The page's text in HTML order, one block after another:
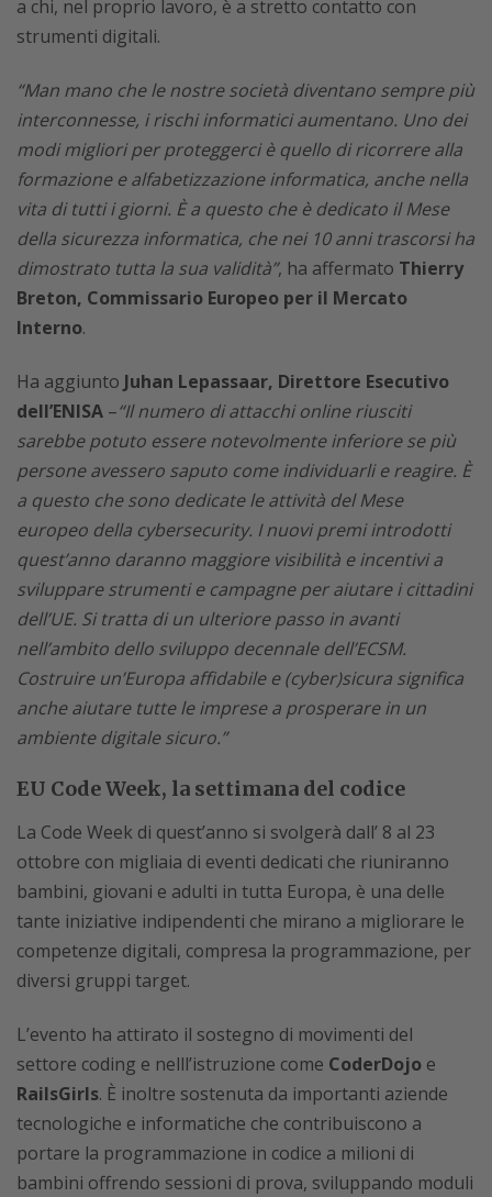
a chi, nel proprio lavoro, è a stretto contatto con
strumenti digitali.
“Man mano che le nostre società diventano sempre più
interconnesse, i rischi informatici aumentano. Uno dei
modi migliori per proteggerci è quello di ricorrere alla
formazione e alfabetizzazione informatica, anche nella
vita di tutti i giorni. È a questo che è dedicato il Mese
della sicurezza informatica, che nei 10 anni trascorsi ha
dimostrato tutta la sua validità”, ha affermato Thierry
Breton, Commissario Europeo per il Mercato
Interno.
Ha aggiunto Juhan Lepassaar, Direttore Esecutivo
dell’ENISA –“Il numero di attacchi online riusciti
sarebbe potuto essere notevolmente inferiore se più
persone avessero saputo come individuarli e reagire. È
a questo che sono dedicate le attività del Mese
europeo della cybersecurity. I nuovi premi introdotti
quest’anno daranno maggiore visibilità e incentivi a
sviluppare strumenti e campagne per aiutare i cittadini
dell’UE. Si tratta di un ulteriore passo in avanti
nell’ambito dello sviluppo decennale dell’ECSM.
Costruire un’Europa affidabile e (cyber)sicura significa
anche aiutare tutte le imprese a prosperare in un
ambiente digitale sicuro.”
EU Code Week, la settimana del codice
La Code Week di quest’anno si svolgerà dall’ 8 al 23
ottobre con migliaia di eventi dedicati che riuniranno
bambini, giovani e adulti in tutta Europa, è una delle
tante iniziative indipendenti che mirano a migliorare le
competenze digitali, compresa la programmazione, per
diversi gruppi target.
L’evento ha attirato il sostegno di movimenti del
settore coding e nelll’istruzione come CoderDojo e
RailsGirls. È inoltre sostenuta da importanti aziende
tecnologiche e informatiche che contribuiscono a
portare la programmazione in codice a milioni di
bambini offrendo sessioni di prova, sviluppando moduli